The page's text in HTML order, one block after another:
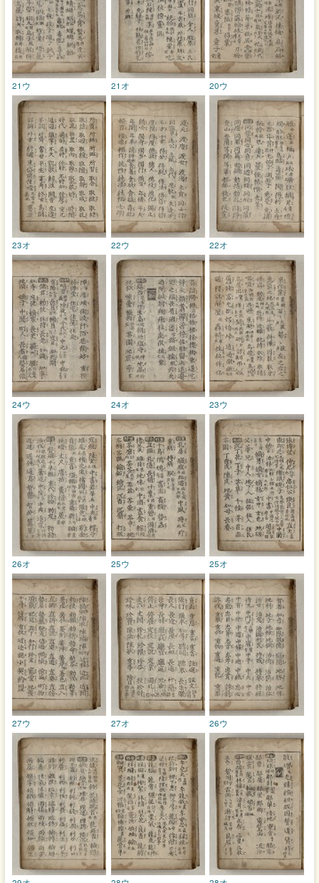
20ウ
21オ
21ウ
22オ
22ウ
23オ
23ウ
24オ
24ウ
25オ
25ウ
26オ
26ウ
27オ
27ウ